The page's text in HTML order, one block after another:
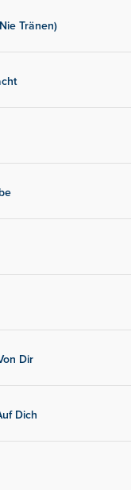
Tränen)
Dir
Dich